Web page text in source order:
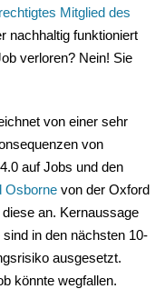
Mitglied des
nachhaltig funktioniert
verloren? Nein! Sie
von einer sehr
von
auf Jobs und den
Osborne von der Oxford
an. Kernaussage
in den nächsten 10-
ausgesetzt.
könnte wegfallen.